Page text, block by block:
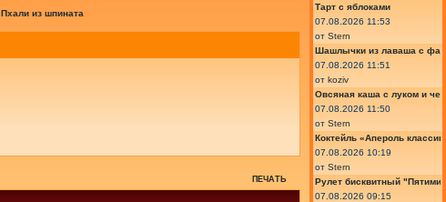
Пхали из шпината
ПЕЧАТЬ
Тарт с яблоками
07.08.2026 11:53
от Stern
Шашлычки из лаваша с
07.08.2026 11:51
от koziv
Овсяная каша с луком и
07.08.2026 11:50
от Stern
Коктейль «Апероль
07.08.2026 10:19
от Stern
Рулет бисквитный
07.08.2026 09:15